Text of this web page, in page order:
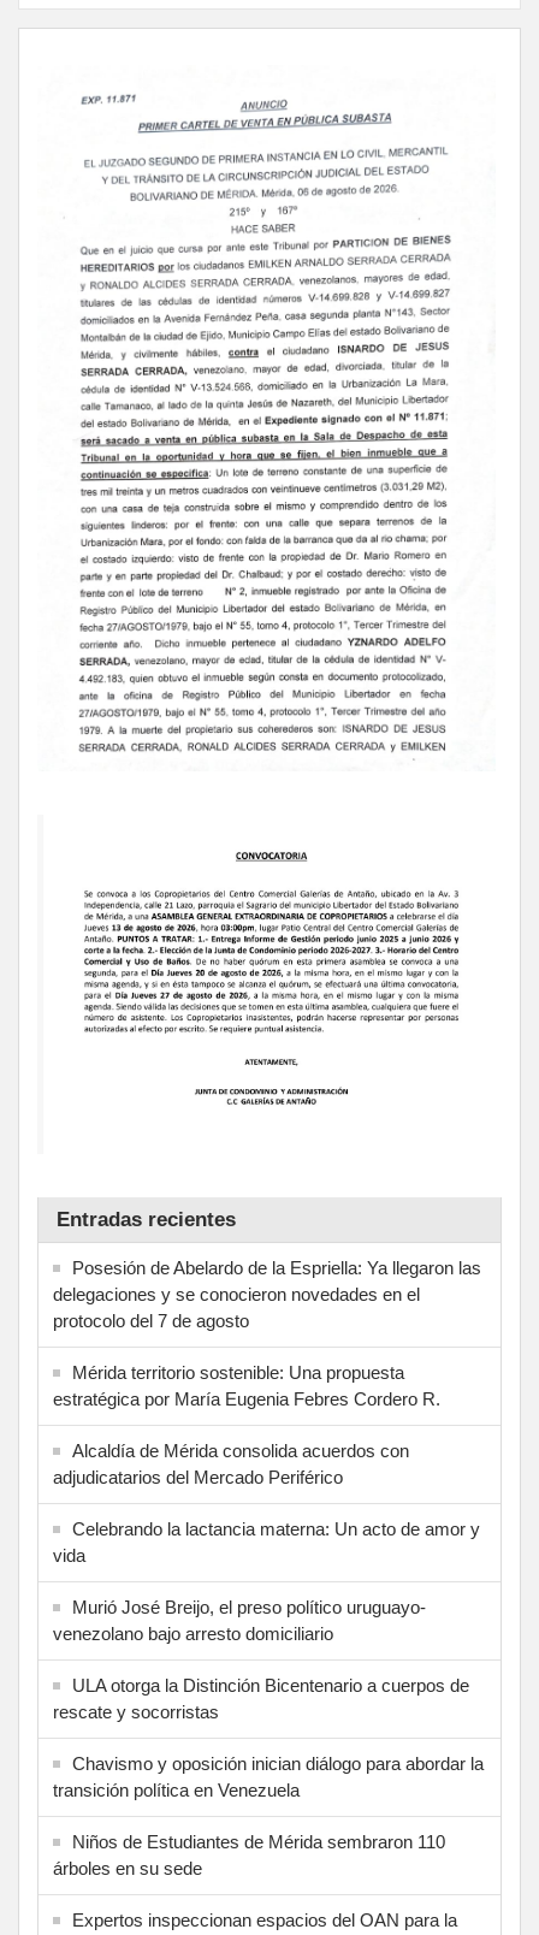
Entradas recientes
Posesión de Abelardo de la Espriella: Ya llegaron las
delegaciones y se conocieron novedades en el
protocolo del 7 de agosto
Mérida territorio sostenible: Una propuesta
estratégica por María Eugenia Febres Cordero R.
Alcaldía de Mérida consolida acuerdos con
adjudicatarios del Mercado Periférico
Celebrando la lactancia materna: Un acto de amor y
vida
Murió José Breijo, el preso político uruguayo-
venezolano bajo arresto domiciliario
ULA otorga la Distinción Bicentenario a cuerpos de
rescate y socorristas
Chavismo y oposición inician diálogo para abordar la
transición política en Venezuela
Niños de Estudiantes de Mérida sembraron 110
árboles en su sede
Expertos inspeccionan espacios del OAN para la